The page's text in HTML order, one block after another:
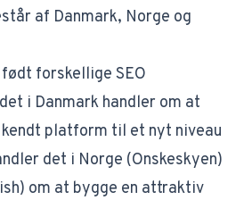
af Danmark, Norge og
forskellige SEO
i Danmark handler om at
platform til et nyt niveau
det i Norge (Onskeskyen)
om at bygge en attraktiv